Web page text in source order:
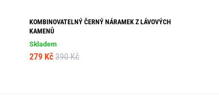
KOMBINOVATELNÝ ČERNÝ NÁRAMEK Z LÁVOVÝCH
KAMENŮ
Skladem
279 Kč 390 Kč